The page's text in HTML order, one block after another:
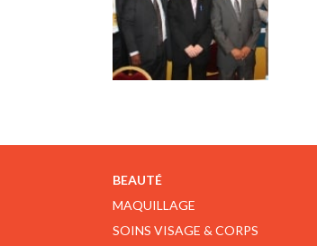
BEAUTÉ
MAQUILLAGE
SOINS VISAGE & CORPS